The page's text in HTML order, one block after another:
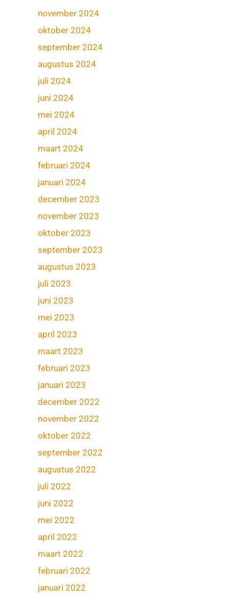
november 2024
oktober 2024
september 2024
augustus 2024
juli 2024
juni 2024
mei 2024
april 2024
maart 2024
februari 2024
januari 2024
december 2023
november 2023
oktober 2023
september 2023
augustus 2023
juli 2023
juni 2023
mei 2023
april 2023
maart 2023
februari 2023
januari 2023
december 2022
november 2022
oktober 2022
september 2022
augustus 2022
juli 2022
juni 2022
mei 2022
april 2022
maart 2022
februari 2022
januari 2022